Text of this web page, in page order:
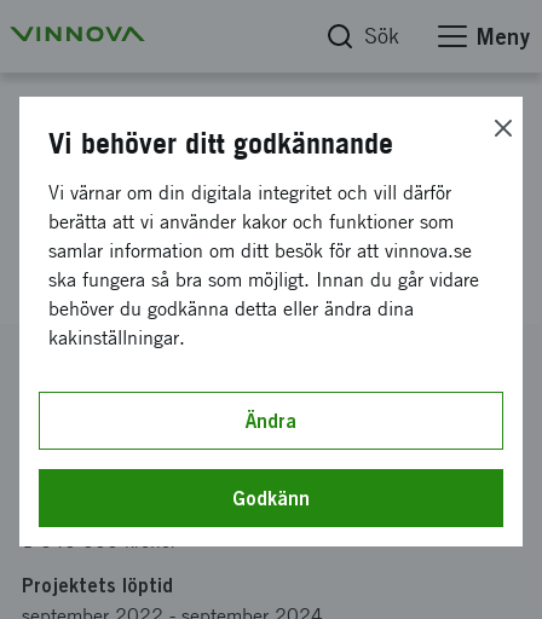
Sök Meny
Sustainable Production
Process for High-Quality Gold-
Plated Wires for Antennae
2022-01022
Luma Metall AB
1 540 000 kronor
Projektets löptid
Vi behöver ditt godkännande
Vi värnar om din digitala integritet och vill därför
berätta att vi använder kakor och funktioner som
samlar information om ditt besök för att vinnova.se
ska fungera så bra som möjligt. Innan du går vidare
behöver du godkänna detta eller ändra dina
kakinställningar.
Ändra
Godkänn